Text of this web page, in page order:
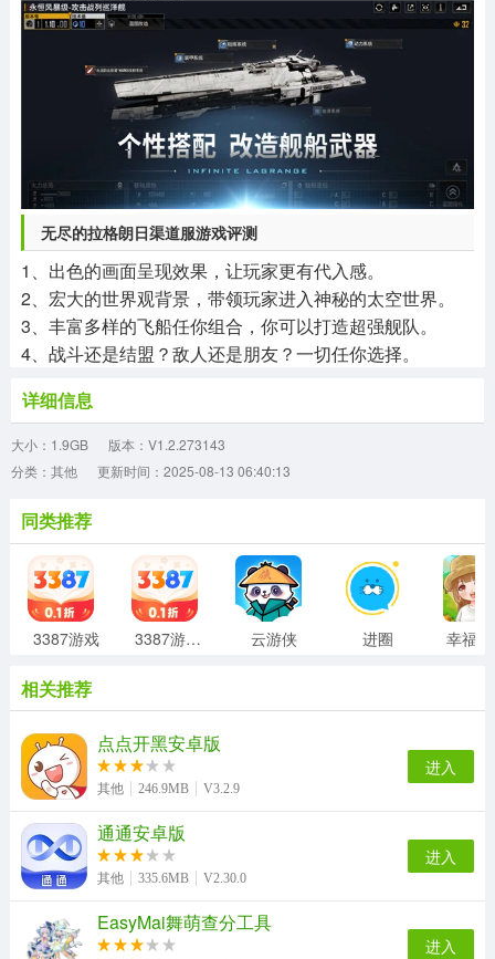
无尽的拉格朗日渠道服游戏评测
1、出色的画面呈现效果，让玩家更有代入感。
2、宏大的世界观背景，带领玩家进入神秘的太空世界。
3、丰富多样的飞船任你组合，你可以打造超强舰队。
4、战斗还是结盟？敌人还是朋友？一切任你选择。
详细信息
大小：1.9GB
版本：V1.2.273143
分类：其他
更新时间：2025-08-13 06:40:13
同类推荐
3387游戏 3387游戏盒子 云游侠 进圈
相关推荐
点点开黑安卓版
其他 246.9MB V3.2.9
进入
通通安卓版
其他 335.6MB V2.30.0
进入
EasyMai舞萌查分工具
进入